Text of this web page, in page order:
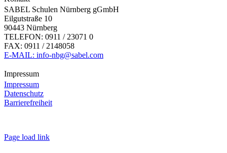
SABEL Schulen Nürnberg gGmbH
Eilgutstraße 10
90443 Nürnberg
TELEFON: 0911 / 23071 0
FAX: 0911 / 2148058
E-MAIL: info-nbg@sabel.com
Impressum
Impressum
Datenschutz
Barrierefreiheit
Page load link